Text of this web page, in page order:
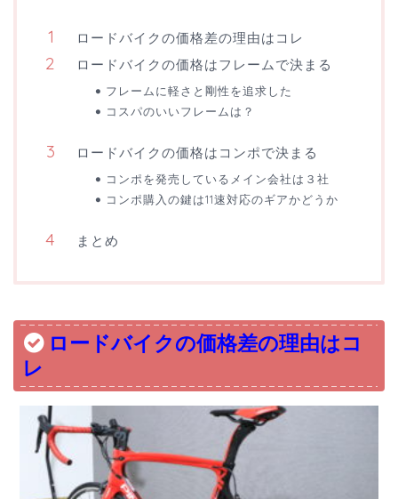
ロードバイクの価格差の理由はコレ
ロードバイクの価格はフレームで決まる
フレームに軽さと剛性を追求した
コスパのいいフレームは？
ロードバイクの価格はコンポで決まる
コンポを発売しているメイン会社は３社
コンポ購入の鍵は11速対応のギアかどうか
まとめ
ロードバイクの価格差の理由はコ
レ